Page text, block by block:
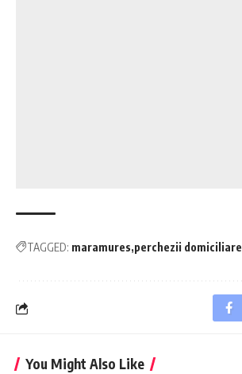
TAGGED: maramures perchezii domiciliare
You Might Also Like